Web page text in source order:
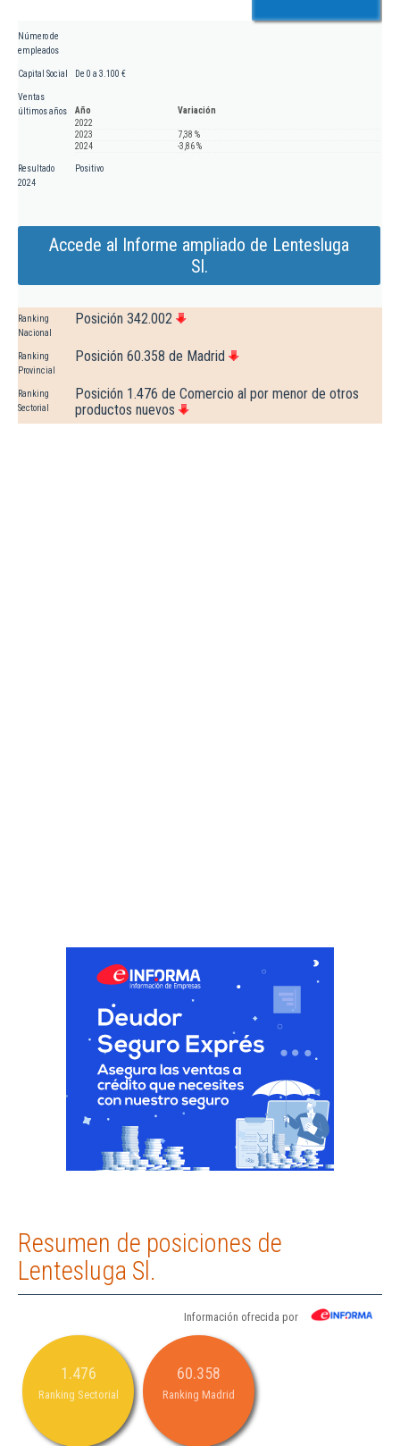
Número de
empleados
Capital Social De 0 a 3.100 €
Ventas
últimos años
Año
Variación
2022
2023
7,38 %
2024
-3,86 %
Resultado
2024
Positivo
Accede al Informe ampliado de Lentesluga
Sl.
Ranking
Nacional
Posición 342.002
Ranking
Provincial
Posición 60.358 de Madrid
Ranking
Sectorial
Posición 1.476 de Comercio al por menor de otros
productos nuevos
Resumen de posiciones de
Lentesluga Sl.
Información ofrecida por
1.476
Ranking Sectorial
60.358
Ranking Madrid